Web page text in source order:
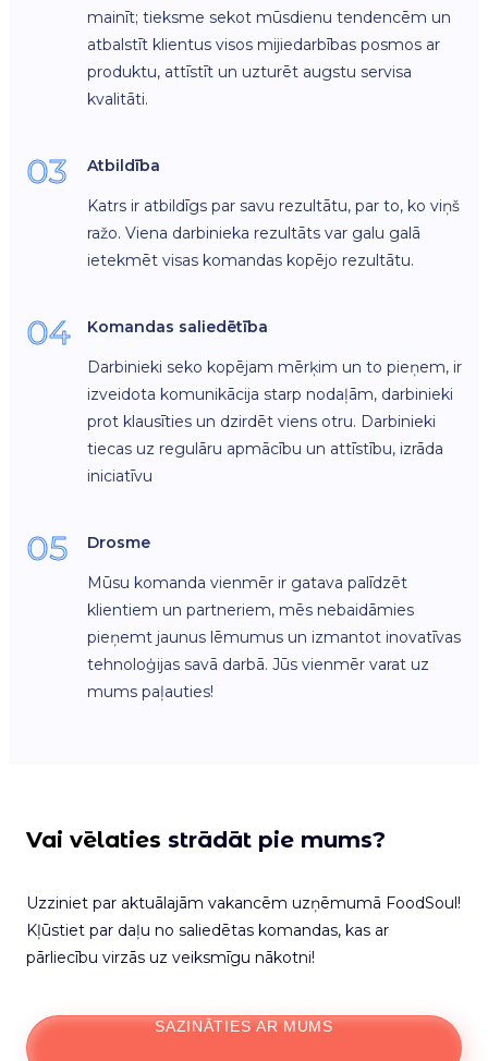
mainīt; tieksme sekot mūsdienu tendencēm un
atbalstīt klientus visos mijiedarbības posmos ar
produktu, attīstīt un uzturēt augstu servisa
kvalitāti.
03 Atbildība
Katrs ir atbildīgs par savu rezultātu, par to, ko viņš
ražo. Viena darbinieka rezultāts var galu galā
ietekmēt visas komandas kopējo rezultātu.
04 Komandas saliedētība
Darbinieki seko kopējam mērķim un to pieņem, ir
izveidota komunikācija starp nodaļām, darbinieki
prot klausīties un dzirdēt viens otru. Darbinieki
tiecas uz regulāru apmācību un attīstību, izrāda
iniciatīvu
05 Drosme
Mūsu komanda vienmēr ir gatava palīdzēt
klientiem un partneriem, mēs nebaidāmies
pieņemt jaunus lēmumus un izmantot inovatīvas
tehnoloģijas savā darbā. Jūs vienmēr varat uz
mums paļauties!
Vai vēlaties strādāt pie mums?
Uzziniet par aktuālajām vakancēm uzņēmumā FoodSoul!
Kļūstiet par daļu no saliedētas komandas, kas ar
pārliecību virzās uz veiksmīgu nākotni!
SAZINĀTIES AR MUMS